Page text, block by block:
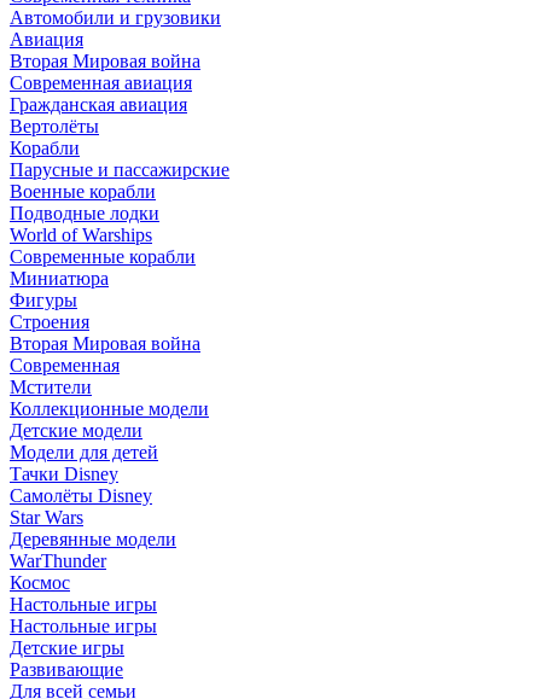
Автомобили и грузовики
Авиация
Вторая Мировая война
Современная авиация
Гражданская авиация
Вертолёты
Корабли
Парусные и пассажирские
Военные корабли
Подводные лодки
World of Warships
Современные корабли
Миниатюра
Фигуры
Строения
Вторая Мировая война
Современная
Мстители
Коллекционные модели
Детские модели
Модели для детей
Тачки Disney
Самолёты Disney
Star Wars
Деревянные модели
WarThunder
Космос
Настольные игры
Настольные игры
Детские игры
Развивающие
Для всей семьи